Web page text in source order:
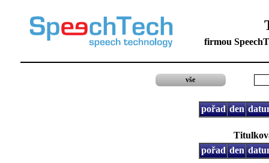
firmou
vše
pořad den
pořad den